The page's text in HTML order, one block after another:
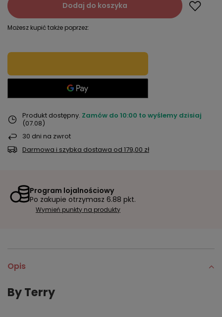
Dodaj do koszyka
Możesz kupić także poprzez:
Produkt dostępny Zamów do 10:00 to wyślemy dzisiaj
(07.08)
30 dni na zwrot
Darmowa i szybka dostawa od 179,00 zł
Program lojalnościowy
Po zakupie otrzymasz 6.88 pkt.
Wymień punkty na produkty
Opis
By Terry